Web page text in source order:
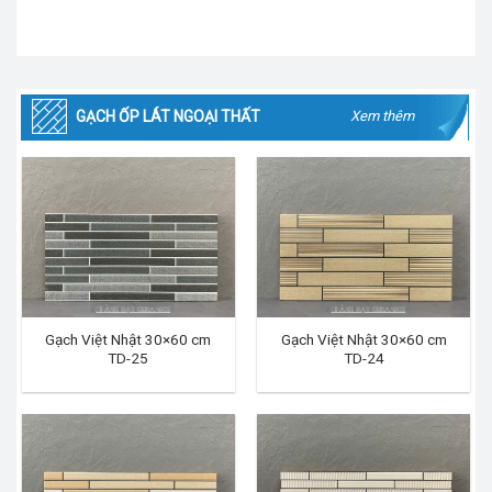
GẠCH ỐP LÁT NGOẠI THẤT Xem thêm
Gạch Việt Nhật 30×60 cm
TD-25
Gạch Việt Nhật 30×60 cm
TD-24